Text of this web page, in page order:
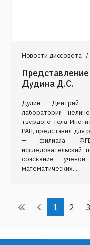
Новости диссовета
Дудина Д.С.
Дудин Дмитрий
лаборатории
твердого тела
РАН, представил для
– филиала
соискание
математических...
1 2 3